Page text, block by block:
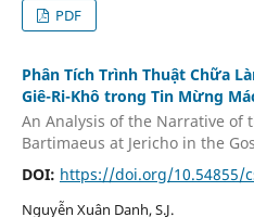
PDF
Phân Tích Trình Thuật Chữa
Giê-Ri-Khô trong Tin Mừng
An Analysis of the Narrative of
Bartimaeus at Jericho in the
DOI: https://doi.org/10.54855/
Nguyễn Xuân Danh, S.J.